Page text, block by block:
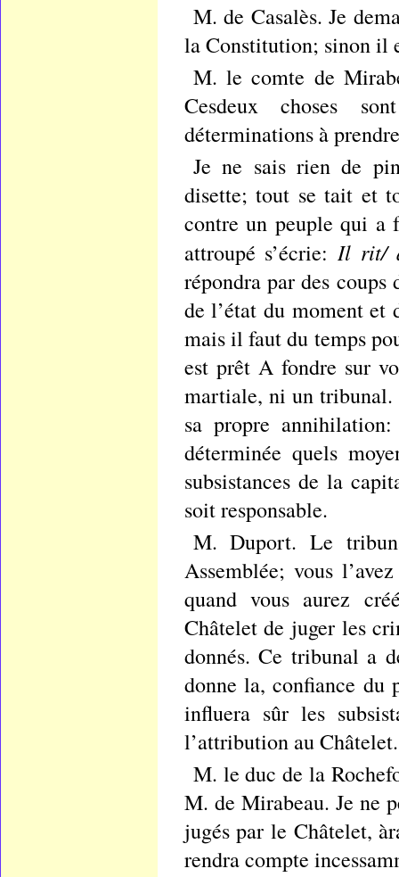
M. de Casalès. Je
la Constitution; sinon il
M. le comte de
Cesdeux choses
déterminations à
Je ne sais rien de
disette; tout se tait et
contre un peuple qui a
attroupé s’écrie:Il rit/
répondra par des
de l’état du moment et
mais il faut du temps
est prêt A fondre sur
martiale, ni un tribunal.
sa propre
déterminée quels
subsistances de la
soit responsable.
M. Duport. Le
Assemblée; vous
quand vous aurez
Châtelet de juger les
donnés. Ce tribunal a
donne la, confiance du
influera sûr les
l’attribution au Châtelet.
M. le duc de la
M. de Mirabeau. Je ne
jugés par le Châtelet,
rendra compte